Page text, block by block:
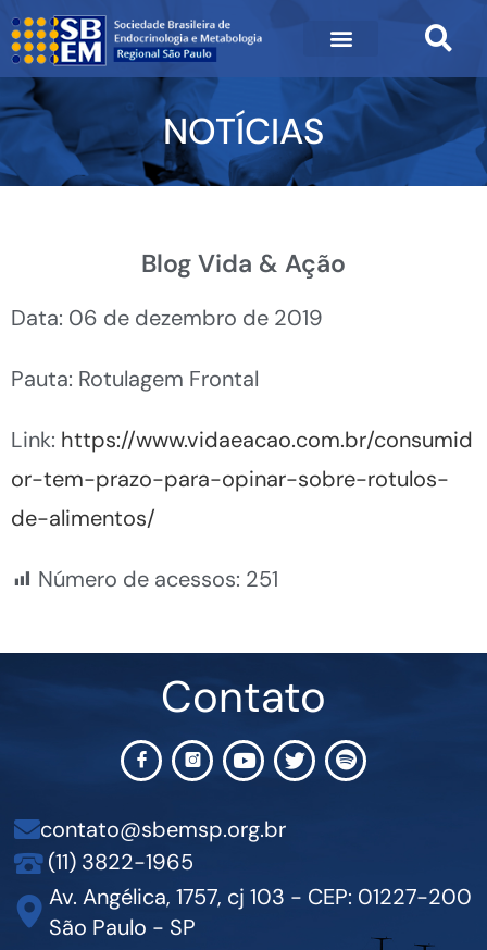
NOTÍCIAS
Blog Vida & Ação
Data: 06 de dezembro de 2019
Pauta: Rotulagem Frontal
Link: https://www.vidaeacao.com.br/consumid
or-tem-prazo-para-opinar-sobre-rotulos-
de-alimentos/
Número de acessos: 251
Contato
contato@sbemsp.org.br
(11) 3822-1965
Av. Angélica, 1757, cj 103 - CEP: 01227-200
São Paulo - SP